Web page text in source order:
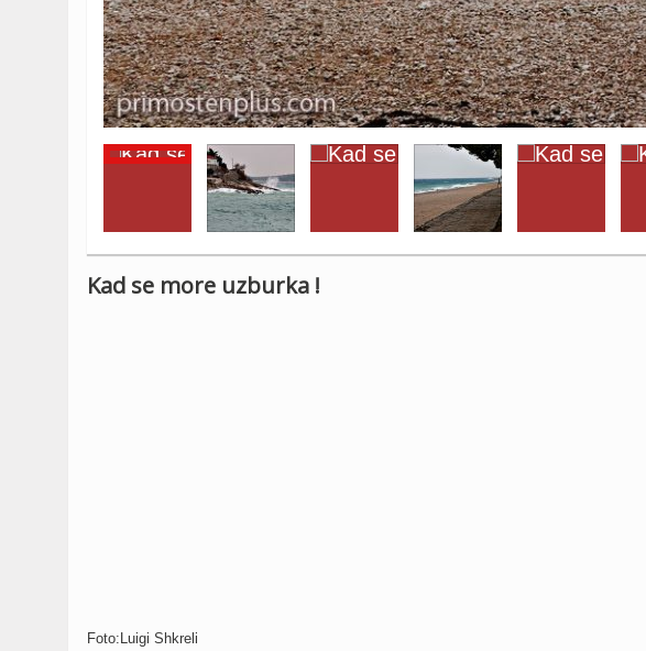
Kad se more uzburka !
Foto:Luigi Shkreli